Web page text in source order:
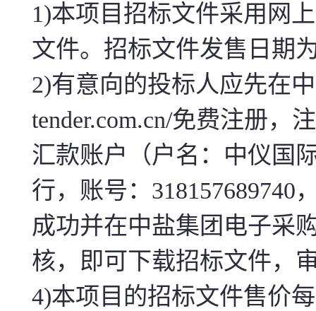
1)本项目招标文件采用网
文件。招标文件发售日期
2)有意向的投标人应先在
tender.com.cn/免费注册，
汇款账户（户名：中仪国
行，账号：318157689740
成功并在中盐集团电子采
核，即可下载招标文件，
4)本项目的招标文件售价